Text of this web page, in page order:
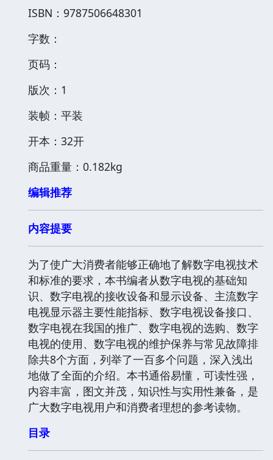
ISBN：9787506648301
字数：
页码：
版次：1
装帧：平装
开本：32开
商品重量：0.182kg
编辑推荐
内容提要
为了使广大消费者能够正确地了解数字电视技术
和标准的要求，本书编者从数字电视的基础知
识、数字电视的接收设备和显示设备、主流数字
电视显示器主要性能指标、数字电视设备接口、
数字电视在我国的推广、数字电视的选购、数字
电视的使用、数字电视的维护保养与常见故障排
除共8个方面，列举了一百多个问题，深入浅出
地做了全面的介绍。本书通俗易懂，可读性强，
内容丰富，图文并茂，知识性与实用性兼备，是
广大数字电视用户和消费者理想的参考读物。
目录